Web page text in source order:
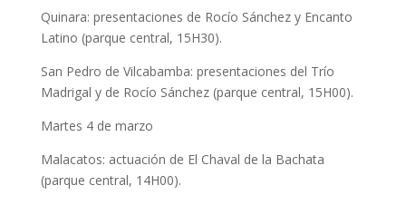
Quinara: presentaciones de Rocío Sánchez y Encanto
Latino (parque central, 15H30).
San Pedro de Vilcabamba: presentaciones del Trío
Madrigal y de Rocío Sánchez (parque central, 15H00).
Martes 4 de marzo
Malacatos: actuación de El Chaval de la Bachata
(parque central, 14H00).